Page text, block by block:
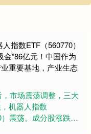
指数ETF（560770）
金”86亿元！中国作为
重要基地，产业生态
市场震荡调整，三大
机器人指数
震荡。成分股涨跌不